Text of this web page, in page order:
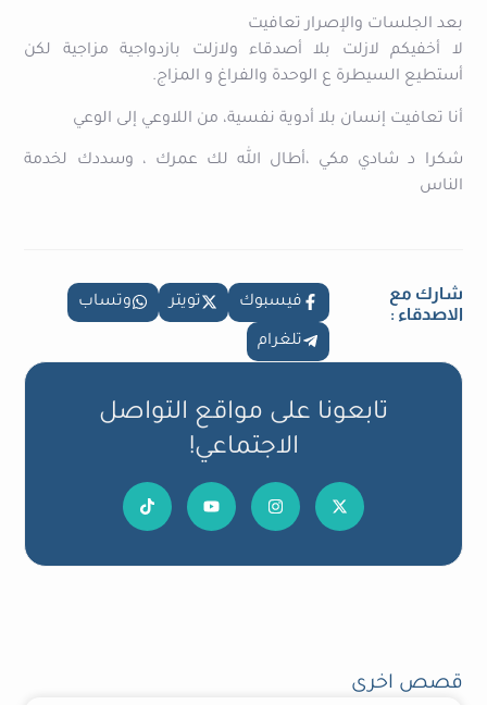
بعد الجلسات والإصرار تعافيت
لا أخفيكم لازلت بلا أصدقاء ولازلت بازدواجية مزاجية لكن
أستطيع السيطرة ع الوحدة والفراغ و المزاج.
أنا تعافيت إنسان بلا أدوية نفسية، من اللاوعي إلى الوعي
شكرا د شادي مكي ،أطال الله لك عمرك ، وسددك لخدمة
الناس
شارك مع
الاصدقاء :
فيسبوك تويتر وتساب
تلغرام
تابعونا على مواقع التواصل
الاجتماعي!
قصص اخرى